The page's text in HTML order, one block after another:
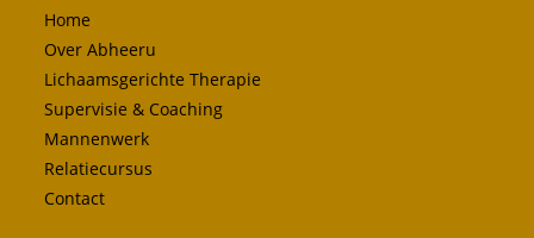
Home
Over Abheeru
Lichaamsgerichte Therapie
Supervisie & Coaching
Mannenwerk
Relatiecursus
Contact